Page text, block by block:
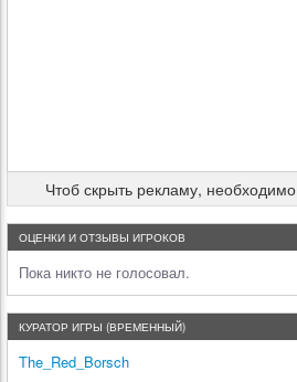
Чтоб скрыть рекламу, необходимо
ОЦЕНКИ И ОТЗЫВЫ ИГРОКОВ
Пока никто не голосовал.
КУРАТОР ИГРЫ (ВРЕМЕННЫЙ)
The_Red_Borsch